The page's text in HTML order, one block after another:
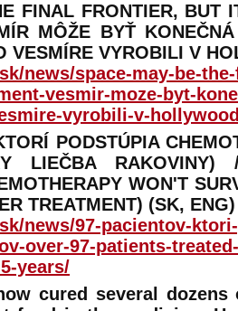
FINAL FRONTIER, BUT
MÔŽE BYŤ
VESMÍRE VYROBILI V
news/space-may-be-
vesmir-moze-byt-
vyrobili-v-
PODSTÚPIA
LIEČBA
WON'T
TREATMENT) (SK, ENG)
news/97-pacientov-
over-97-patients-
years/
cured several